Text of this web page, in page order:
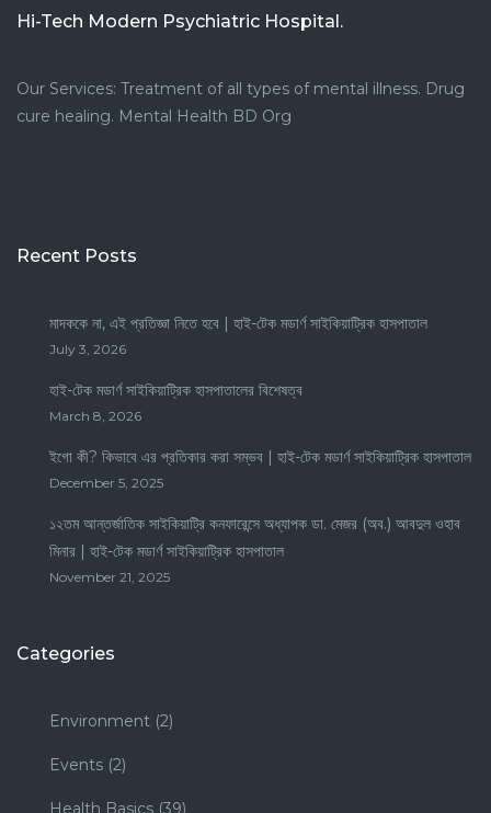
Hi-Tech Modern Psychiatric Hospital.
Our Services: Treatment of all types of mental illness. Drug
cure healing. Mental Health BD Org
Recent Posts
মাদককে না, এই প্রতিজ্ঞা নিতে হবে | হাই-টেক মডার্ণ সাইকিয়াট্রিক হাসপাতাল
July 3, 2026
হাই-টেক মডার্ণ সাইকিয়াট্রিক হাসপাতালের বিশেষত্ব
March 8, 2026
ইগো কী? কিভাবে এর প্রতিকার করা সম্ভব | হাই-টেক মডার্ণ সাইকিয়াট্রিক হাসপাতাল
December 5, 2025
১২তম আন্তর্জাতিক সাইকিয়াট্রি কনফারেন্সে অধ্যাপক ডা. মেজর (অব.) আবদুল ওহাব
মিনার | হাই-টেক মডার্ণ সাইকিয়াট্রিক হাসপাতাল
November 21, 2025
Categories
Environment (2)
Events (2)
Health Basics (39)